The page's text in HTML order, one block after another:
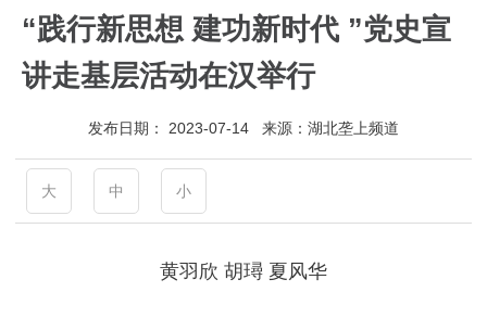
“践行新思想 建功新时代 ”党史宣
讲走基层活动在汉举行
发布日期： 2023-07-14 来源：湖北垄上频道
大 中 小
黄羽欣 胡璕 夏风华